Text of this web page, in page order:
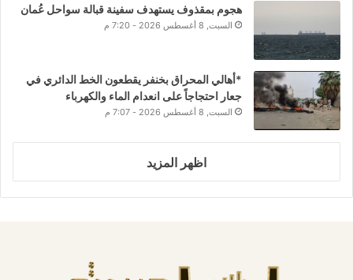
هجوم بمقذوف يستهدف سفينة قبالة سواحل عُمان
السبت, 8 أغسطس 2026 - 7:20 م
*أهالي المحراق بخنفر يقطعون الخط الدائري في
جعار احتجاجاً على انعدام الماء والكهرباء
السبت, 8 أغسطس 2026 - 7:07 م
اظهر المزيد